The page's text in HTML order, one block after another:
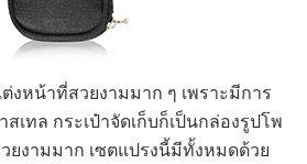
งหน้าที่สวยงามมาก ๆ เพราะมีการ
เทล กระเป๋าจัดเก็บก็เป็นกล่องรูปโพ
ยงามมาก เซตแปรงนี้มีทั้งหมดด้วย